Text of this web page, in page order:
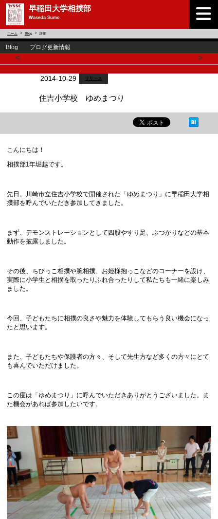
早稲田大学相撲部
Waseda Sumo
ホーム Blog 詳細
Blog ブログ更新情報
< >
2014-10-29 リリース
住吉小学校 ゆめまつり
こんにちは！
相撲部1年堀越です。
先日、川崎市立住吉小学校で開催された「ゆめまつり」に早稲田大学相
撲部を呼んでいただき参加してきました。
まず、デモンストレーションとして四股やすり足、ぶつかりなどの基本
動作を披露しました。
その後、ちびっこ相撲や腕相撲、お姫様抱っこなどのコーナーを設け、
実際に小学生と相撲を取ったりふれ合ったりして私たちも一緒に楽しみ
ました。
今回、子どもたちに相撲の良さや魅力を体験してもらう良い機会になっ
たと思います。
また、子どもたちや保護者の方々、そして先生方など多くの方々にとて
も喜んでいただけました。
この度は「ゆめまつり」に呼んでいただきありがとうございました。ま
た機会があれば参加したいです 。